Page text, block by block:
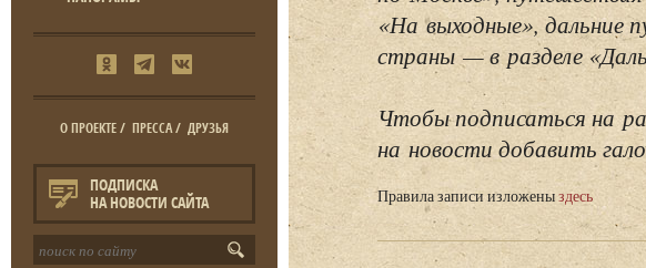
О ПРОЕКТЕ/ ПРЕССА/ ДРУЗЬЯ
ПОДПИСКА
НА НОВОСТИ САЙТА
«На выходные», дальние
страны — в разделе
Чтобы подписаться на
на новости добавить
Правила записи изложеныздесь